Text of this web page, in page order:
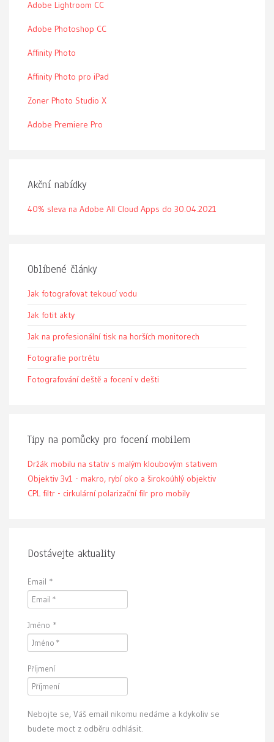
Adobe Lightroom CC
Adobe Photoshop CC
Affinity Photo
Affinity Photo pro iPad
Zoner Photo Studio X
Adobe Premiere Pro
Akční nabídky
40% sleva na Adobe All Cloud Apps do 30.04.2021
Oblíbené články
Jak fotografovat tekoucí vodu
Jak fotit akty
Jak na profesionální tisk na horších monitorech
Fotografie portrétu
Fotografování deště a focení v dešti
Tipy na pomůcky pro focení mobilem
Držák mobilu na stativ s malým kloubovým stativem
Objektiv 3v1 - makro, rybí oko a širokoúhlý objektiv
CPL filtr - cirkulární polarizační filr pro mobily
Dostávejte aktuality
Email *
Jméno *
Příjmení
Nebojte se, Váš email nikomu nedáme a kdykoliv se
budete moct z odběru odhlásit.